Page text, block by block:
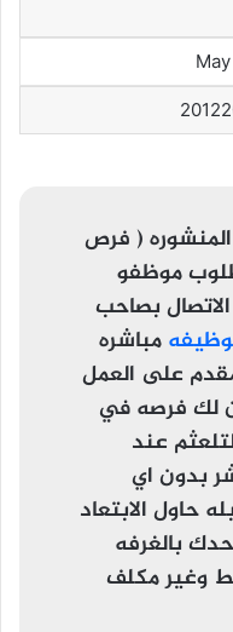
( فرص
موظفو
بصاحب
مباشره
على العمل
لك فرصه في
عند
بدون اي
حاول الابتعاد
بالغرفه
وغير مكلف